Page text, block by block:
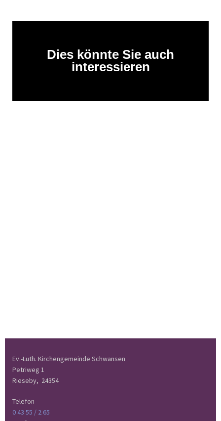
Dies könnte Sie auch
interessieren
Ev.-Luth. Kirchengemeinde Schwansen
Petriweg 1
Rieseby, 24354
Telefon
0 43 55 / 2 65